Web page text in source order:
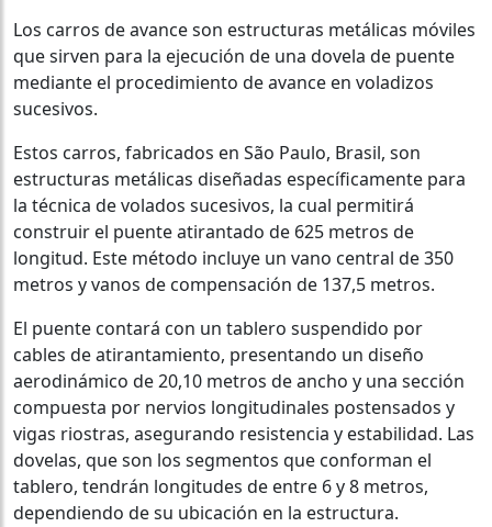
Los carros de avance son estructuras metálicas móviles
que sirven para la ejecución de una dovela de puente
mediante el procedimiento de avance en voladizos
sucesivos.
Estos carros, fabricados en São Paulo, Brasil, son
estructuras metálicas diseñadas específicamente para
la técnica de volados sucesivos, la cual permitirá
construir el puente atirantado de 625 metros de
longitud. Este método incluye un vano central de 350
metros y vanos de compensación de 137,5 metros.
El puente contará con un tablero suspendido por
cables de atirantamiento, presentando un diseño
aerodinámico de 20,10 metros de ancho y una sección
compuesta por nervios longitudinales postensados y
vigas riostras, asegurando resistencia y estabilidad. Las
dovelas, que son los segmentos que conforman el
tablero, tendrán longitudes de entre 6 y 8 metros,
dependiendo de su ubicación en la estructura.